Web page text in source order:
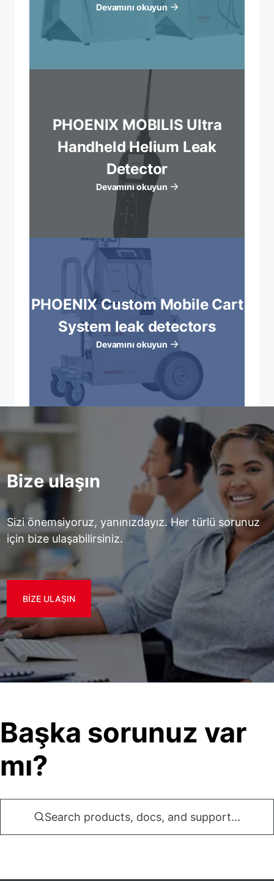
Devamını okuyun
PHOENIX MOBILIS Ultra
Handheld Helium Leak
Detector
Devamını okuyun
PHOENIX Custom Mobile Cart
System leak detectors
Devamını okuyun
Bize ulaşın
Sizi önemsiyoruz, yanınızdayız. Her türlü sorunuz
için bize ulaşabilirsiniz.
BIZE ULAŞIN
Başka sorunuz var
mı?
Search products, docs, and support...